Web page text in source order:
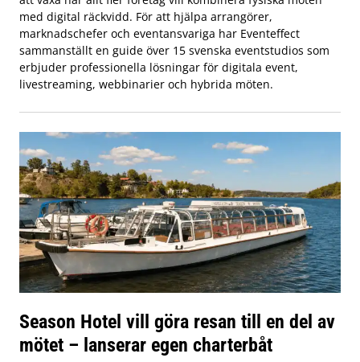
med digital räckvidd. För att hjälpa arrangörer,
marknadschefer och eventansvariga har Eventeffect
sammanställt en guide över 15 svenska eventstudios som
erbjuder professionella lösningar för digitala event,
livestreaming, webbinarier och hybrida möten.
Season Hotel vill göra resan till en del av
mötet – lanserar egen charterbåt